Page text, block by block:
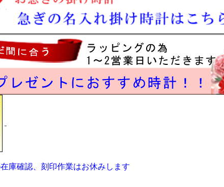
庫確認、刻印作業はお休みします